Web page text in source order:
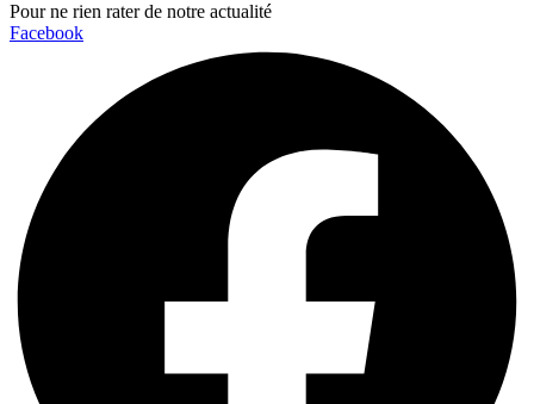
Pour ne rien rater de notre actualité
Facebook